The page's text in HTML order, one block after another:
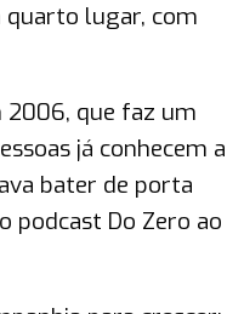
quarto lugar, com
2006, que faz um
já conhecem a
bater de porta
podcast Do Zero ao